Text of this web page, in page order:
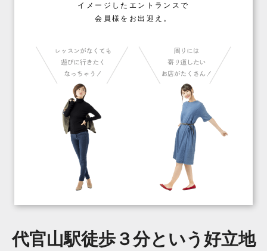
イメージしたエントランスで
会員様をお出迎え。
代官山駅徒歩３分という好立地